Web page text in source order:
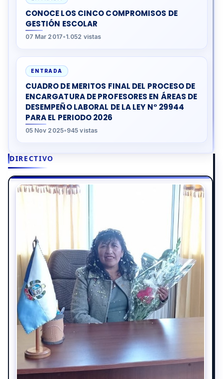
DIRECTIVO
CONOCE LOS CINCO COMPROMISOS DE
GESTIÓN ESCOLAR
07 Mar 2017•1.052 vistas
ENTRADA
CUADRO DE MERITOS FINAL DEL PROCESO DE
ENCARGATURA DE PROFESORES EN ÁREAS DE
DESEMPEÑO LABORAL DE LA LEY N° 29944
PARA EL PERIODO 2026
05 Nov 2025•945 vistas